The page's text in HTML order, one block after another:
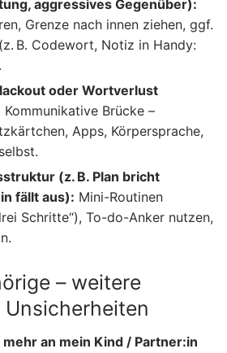
aggressives Gegenüber):
Grenze nach innen ziehen, ggf.
B. Codewort, Notiz in Handy:
oder Wortverlust
Kommunikative Brücke –
Apps, Körpersprache,
(z. B. Plan bricht
fällt aus): Mini-Routinen
Schritte“), To-do-Anker nutzen,
– weitere
an mein Kind / Partner:in